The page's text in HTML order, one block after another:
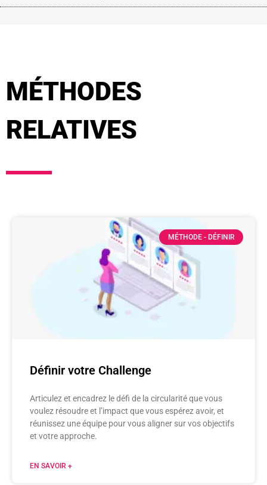
MÉTHODES
RELATIVES
MÉTHODE - DÉFINIR
Définir votre Challenge
Articulez et encadrez le défi de la circularité que vous
voulez résoudre et l’impact que vous espérez avoir, et
réunissez une équipe pour vous aligner sur vos objectifs
et votre approche.
EN SAVOIR +